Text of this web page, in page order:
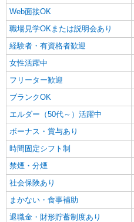
Web面接OK
職場見学OKまたは説明会あり
経験者・有資格者歓迎
女性活躍中
フリーター歓迎
ブランクOK
エルダー（50代～）活躍中
ボーナス・賞与あり
時間固定シフト制
禁煙・分煙
社会保険あり
まかない・食事補助
退職金・財形貯蓄制度あり